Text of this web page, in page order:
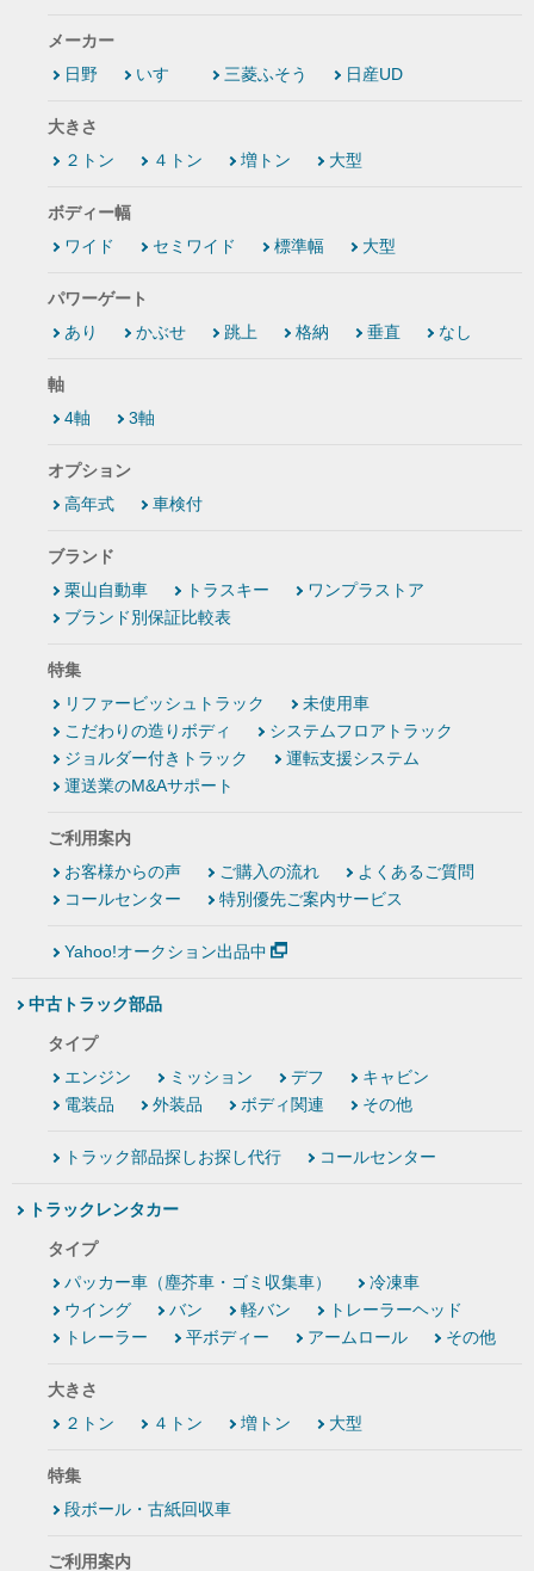
メーカー
日野
いすゞ 三菱ふそう 日産UD
大きさ
２トン
４トン 増トン 大型
ボディー幅
ワイド
セミワイド 標準幅 大型
パワーゲート
あり
かぶせ 跳上 格納 垂直 なし
軸
4軸
3軸
オプション
高年式
車検付
ブランド
栗山自動車
トラスキー
ワンプラストア
ブランド別保証比較表
特集
リファービッシュトラック
未使用車
こだわりの造りボディ
システムフロアトラック
ジョルダー付きトラック
運転支援システム
運送業のM&Aサポート
ご利用案内
お客様からの声
ご購入の流れ
よくあるご質問
コールセンター
特別優先ご案内サービス
Yahoo!オークション出品中
中古トラック部品
タイプ
エンジン
ミッション デフ
キャビン
電装品
外装品 ボディ関連 その他
トラック部品探しお探し代行 コールセンター
トラックレンタカー
タイプ
パッカー車（塵芥車・ゴミ収集車）
冷凍車
ウイング
バン 軽バン
トレーラーヘッド
トレーラー
平ボディー アームロール その他
大きさ
２トン
４トン 増トン 大型
特集
段ボール・古紙回収車
ご利用案内